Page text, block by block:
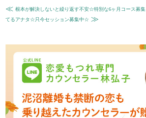
≪根本が解決しないと繰り返す不安☆特別な6ヶ月コース募集
てるアナタ☆只今セッション募集中☆ ≫